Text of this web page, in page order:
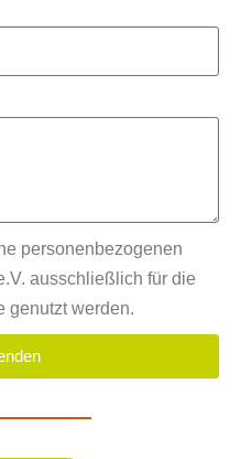
personenbezogenen
ausschließlich für die
genutzt werden.